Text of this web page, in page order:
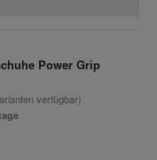
Power Grip
verfügbar)